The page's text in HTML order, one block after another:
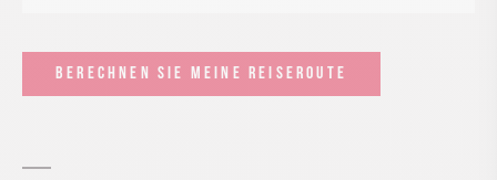
BERECHNEN SIE MEINE REISEROUTE